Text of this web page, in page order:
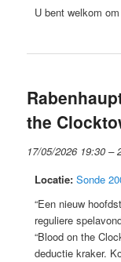
U bent welkom
the
17/05/2026 19:30 –
Locatie: Sonde
“Een nieuw
reguliere
“Blood on the
deductie kraker.